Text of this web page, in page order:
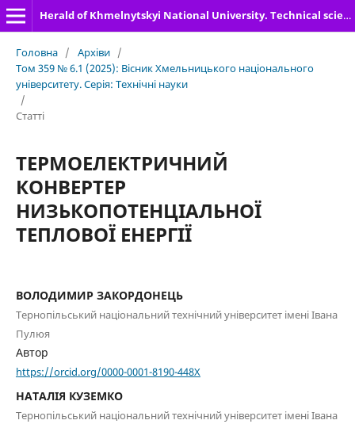
Herald of Khmelnytskyi National University. Technical sciences
Головна / Архіви /
Том 359 № 6.1 (2025): Вісник Хмельницького національного
університету. Серія: Технічні науки
/
Статті
ТЕРМОЕЛЕКТРИЧНИЙ
КОНВЕРТЕР
НИЗЬКОПОТЕНЦІАЛЬНОЇ
ТЕПЛОВОЇ ЕНЕРГІЇ
ВОЛОДИМИР ЗАКОРДОНЕЦЬ
Тернопільський національний технічний університет імені Івана
Пулюя
Автор
https://orcid.org/0000-0001-8190-448X
НАТАЛІЯ КУЗЕМКО
Тернопільський національний технічний університет імені Івана